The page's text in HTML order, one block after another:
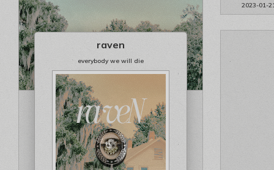
2023-01-
raven
everybody we will die